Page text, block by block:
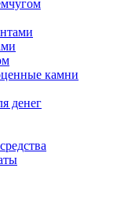
камни
денег